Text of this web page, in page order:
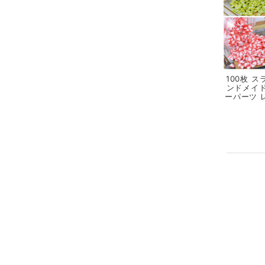
100枚 ス
ンドメイ
ーパーツ